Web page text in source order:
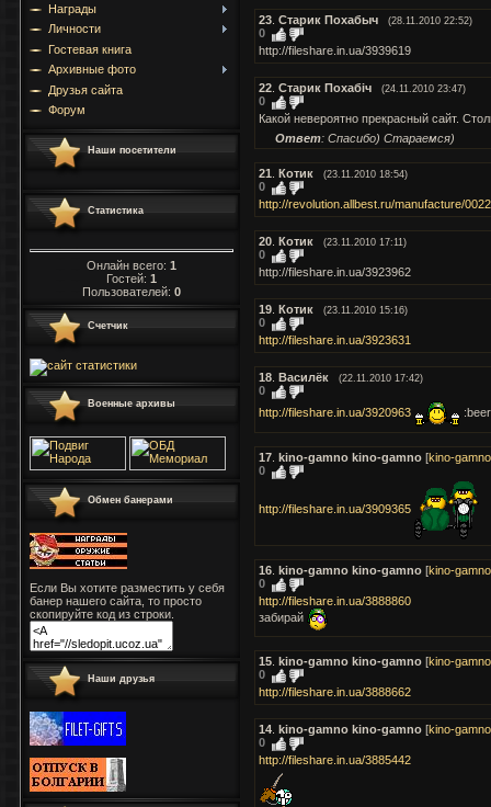
Награды
Личности
Гостевая книга
Архивные фото
Друзья сайта
Форум
Наши посетители
Статистика
Онлайн всего: 1
Гостей: 1
Пользователей: 0
Счетчик
Военные архивы
Обмен банерами
Если Вы хотите разместить у себя
банер нашего сайта, то просто
скопируйте код из строки.
Наши друзья
23 Старик Похабыч (28.11.2010 22:52)
0
http://fileshare.in.ua/3939619
22 Старик Похабіч (24.11.2010 23:47)
0
Какой невероятно прекрасный сайт.
Ответ: Спасибо) Стараемся)
21 Котик (23.11.2010 18:54)
0
http://revolution.allbest.ru/manufacture/
20 Котик (23.11.2010 17:11)
0
http://fileshare.in.ua/3923962
19 Котик (23.11.2010 15:16)
0
http://fileshare.in.ua/3923631
18 Василёк (22.11.2010 17:42)
0
http://fileshare.in.ua/3920963
17 kino-gamno kino-gamno [kino-gamno
0
http://fileshare.in.ua/3909365
16 kino-gamno kino-gamno [kino-gamno
0
http://fileshare.in.ua/3888860
забирай
15 kino-gamno kino-gamno [kino-gamno
0
http://fileshare.in.ua/3888662
14 kino-gamno kino-gamno [kino-gamno
0
http://fileshare.in.ua/3885442